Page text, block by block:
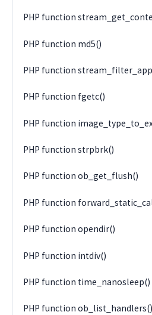
PHP function
PHP function md5()
PHP function
PHP function fgetc()
PHP function
PHP function strpbrk()
PHP function ob_get_flush()
PHP function
PHP function opendir()
PHP function intdiv()
PHP function time_nanosleep()
PHP function ob_list_handlers()